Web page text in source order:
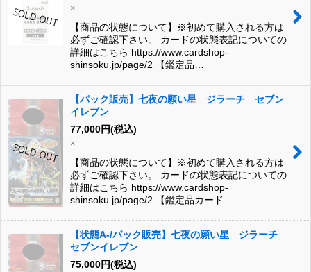
×
【商品の状態について】※初めて購入される方は
必ずご確認下さい。 カードの状態表記についての
詳細はこちら https://www.cardshop-
shinsoku.jp/page/2 【鑑定品…
【パック販売】七夜の願い星 ジラーチ セブン
イレブン
77,000円(税込)
×
【商品の状態について】※初めて購入される方は
必ずご確認下さい。 カードの状態表記についての
詳細はこちら https://www.cardshop-
shinsoku.jp/page/2 【鑑定品カード…
【状態A-/パック販売】七夜の願い星 ジラーチ
セブンイレブン
75,000円(税込)